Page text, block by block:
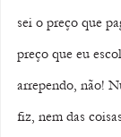
sei o preço que
preço que eu
arrependo, não!
fiz, nem das